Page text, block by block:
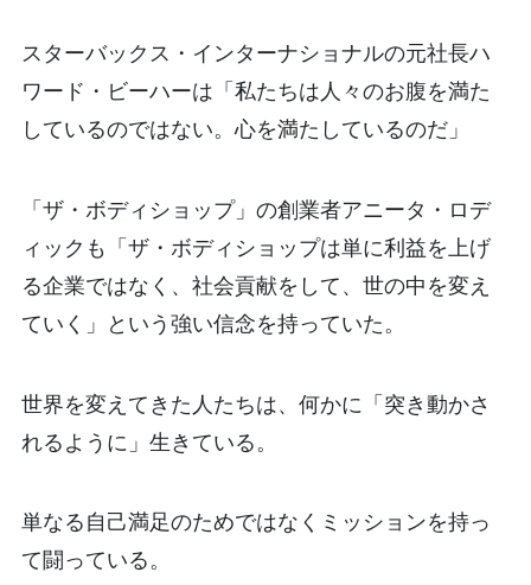
スターバックス・インターナショナルの元社長ハ
ワード・ビーハーは「私たちは人々のお腹を満た
しているのではない。心を満たしているのだ」
「ザ・ボディショップ」の創業者アニータ・ロデ
ィックも「ザ・ボディショップは単に利益を上げ
る企業ではなく、社会貢献をして、世の中を変え
ていく」という強い信念を持っていた。
世界を変えてきた人たちは、何かに「突き動かさ
れるように」生きている。
単なる自己満足のためではなくミッションを持っ
て闘っている。